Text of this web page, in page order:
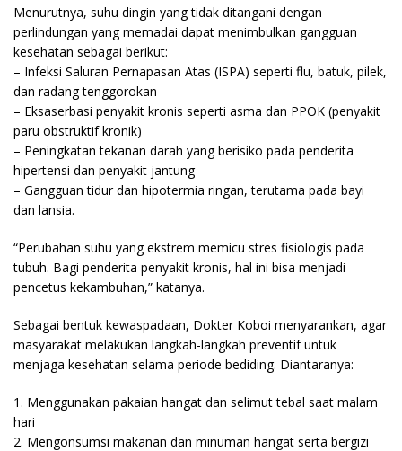
Menurutnya, suhu dingin yang tidak ditangani dengan
perlindungan yang memadai dapat menimbulkan gangguan
kesehatan sebagai berikut:
– Infeksi Saluran Pernapasan Atas (ISPA) seperti flu, batuk, pilek,
dan radang tenggorokan
– Eksaserbasi penyakit kronis seperti asma dan PPOK (penyakit
paru obstruktif kronik)
– Peningkatan tekanan darah yang berisiko pada penderita
hipertensi dan penyakit jantung
– Gangguan tidur dan hipotermia ringan, terutama pada bayi
dan lansia.
“Perubahan suhu yang ekstrem memicu stres fisiologis pada
tubuh. Bagi penderita penyakit kronis, hal ini bisa menjadi
pencetus kekambuhan,” katanya.
Sebagai bentuk kewaspadaan, Dokter Koboi menyarankan, agar
masyarakat melakukan langkah-langkah preventif untuk
menjaga kesehatan selama periode bediding. Diantaranya:
1. Menggunakan pakaian hangat dan selimut tebal saat malam
hari
2. Mengonsumsi makanan dan minuman hangat serta bergizi